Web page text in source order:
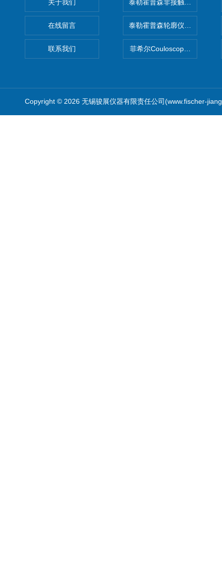
关于我们
在线留言
联系我们
泰勒霍普森非接触式轮廓仪
泰勒霍普森轮廓仪|TAYLOR
菲希尔Couloscope CMS2电
Copyright © 2026 无锡骏展仪器有限责任公司(www.fischer-